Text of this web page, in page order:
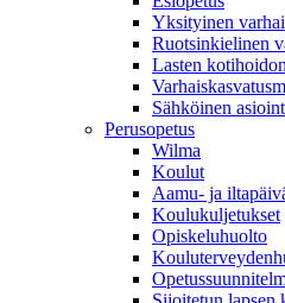
Yksityinen
Ruotsinkielinen
Lasten
Sähköinen
Perusopetus
Wilma
Koulut
Aamu- ja
Koulukuljetukset
Opiskeluhuolto